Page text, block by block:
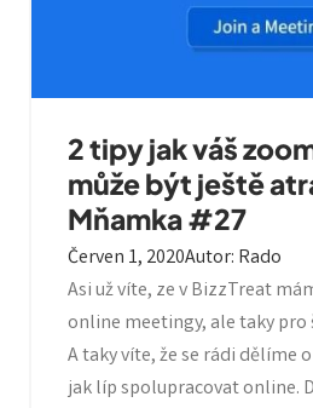
2 tipy jak váš
může být ještě
Mňamka #27
Červen 1, 2020Autor: Rado
Asi už víte, ze v BizzTreat
online meetingy, ale taky pro
A taky víte, že se rádi dělíme
jak líp spolupracovat online.